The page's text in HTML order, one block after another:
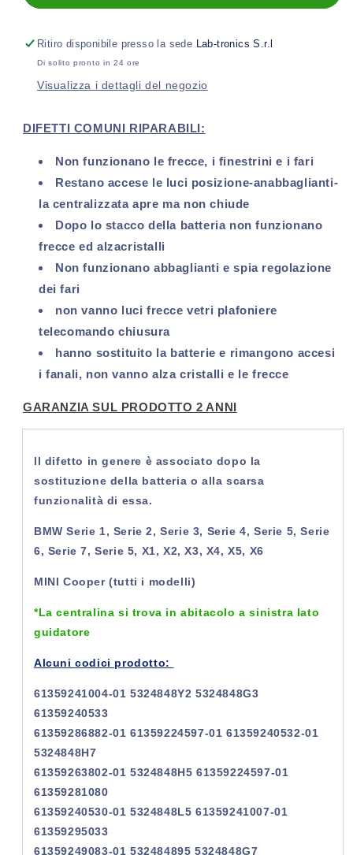
centralina
vano
piedi
BMW-
(2005-
2015)
centralina
vano
piedi
BMW-
(2005-
2015)
Ritiro disponibile presso la sede Lab-tronics S.r.l
Di solito pronto in 24 ore
Visualizza i dettagli del negozio
DIFETTI COMUNI RIPARABILI:
Non funzionano le frecce, i finestrini e i fari
Restano accese le luci posizione-anabbaglianti-
la centralizzata apre ma non chiude
Dopo lo stacco della batteria non funzionano
frecce ed alzacristalli
Non funzionano abbaglianti e spia regolazione
dei fari
non vanno luci frecce vetri plafoniere
telecomando chiusura
hanno sostituito la batterie e rimangono accesi
i fanali, non vanno alza cristalli e le frecce
GARANZIA SUL PRODOTTO 2 ANNI
ll difetto in genere è associato dopo la
sostituzione della batteria o alla scarsa
funzionalità di essa.
BMW Serie 1, Serie 2, Serie 3, Serie 4, Serie 5, Serie
6, Serie 7, Serie 5, X1, X2, X3, X4, X5, X6
MINI Cooper (tutti i modelli)
*La centralina si trova in abitacolo a sinistra lato
guidatore
Alcuni codici prodotto:
61359241004-01 5324848Y2 5324848G3
61359240533
61359286882-01 61359224597-01 61359240532-01
5324848H7
61359263802-01 5324848H5 61359224597-01
61359281080
61359240530-01 5324848L5 61359241007-01
61359295033
61359249083-01 532484895 5324848G7